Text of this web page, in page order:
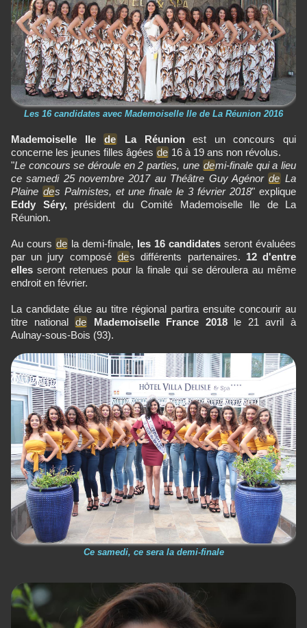
Les 16 candidates avec Mademoiselle Ile de La Réunion 2016
Mademoiselle Ile de La Réunionest un concours qui
concerne les jeunes filles âgées de 16 à 19 ans non révolus.
"Le concours se déroule en 2 parties, une demi-finale qui a lieu
ce samedi 25 novembre 2017 au Théâtre Guy Agénor de La
Plaine des Palmistes, et une finale le 3 février 2018" explique
Eddy Séry,président du Comité Mademoiselle Ile de La
Réunion.
Au cours de la demi-finale, les 16 candidates seront évaluées
par un jury composé des différents partenaires. 12 d'entre
elles seront retenues pour la finale qui se déroulera au même
endroit en février.
La candidate élue au titre régional partira ensuite concourir au
titre national de Mademoiselle France 2018le 21 avril à
Aulnay-sous-Bois (93).
Ce samedi, ce sera la demi-finale